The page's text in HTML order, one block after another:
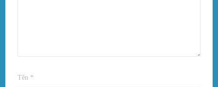
Tên *